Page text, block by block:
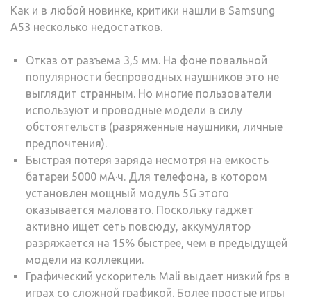
Как и в любой новинке, критики нашли в Samsung
A53 несколько недостатков.
Отказ от разъема 3,5 мм. На фоне повальной
популярности беспроводных наушников это не
выглядит странным. Но многие пользователи
используют и проводные модели в силу
обстоятельств (разряженные наушники, личные
предпочтения).
Быстрая потеря заряда несмотря на емкость
батареи 5000 мА·ч. Для телефона, в котором
установлен мощный модуль 5G этого
оказывается маловато. Поскольку гаджет
активно ищет сеть повсюду, аккумулятор
разряжается на 15% быстрее, чем в предыдущей
модели из коллекции.
Графический ускоритель Mali выдает низкий fps в
играх со сложной графикой. Более простые игры